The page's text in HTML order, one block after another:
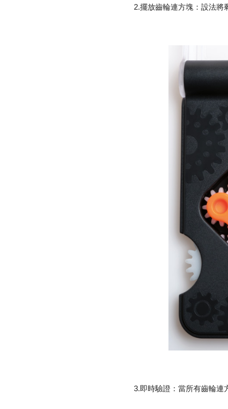
2.擺放齒輪連方塊：設法將
3.即時驗證：當所有齒輪連